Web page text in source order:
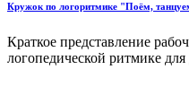
Кружок по логоритмике "Поём,
Краткое представление
логопедической ритмике